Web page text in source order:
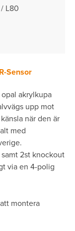
Sensor
akrylkupa
upp mot
när den är
med
2st knockout
via en 4-polig
montera
L80